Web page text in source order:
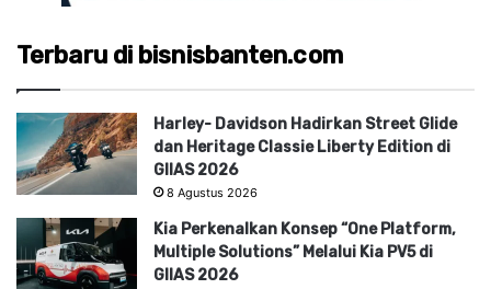
Terbaru di bisnisbanten.com
Harley- Davidson Hadirkan Street Glide
dan Heritage Classie Liberty Edition di
GIIAS 2026
8 Agustus 2026
Kia Perkenalkan Konsep “One Platform,
Multiple Solutions” Melalui Kia PV5 di
GIIAS 2026